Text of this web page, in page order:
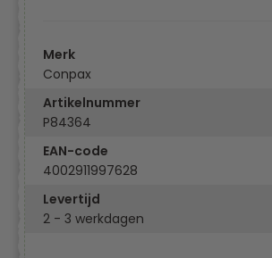
Merk
Conpax
Artikelnummer
P84364
EAN-code
4002911997628
Levertijd
2 - 3 werkdagen